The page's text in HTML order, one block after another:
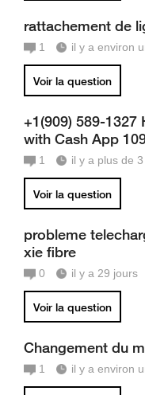
rattachement de
1 il y a environ
Voir la question
+1(909) 589-1327
with Cash App
1 il y a plus de
Voir la question
probleme
xie fibre
0 il y a 29 jours
Voir la question
Changement du
1 il y a environ